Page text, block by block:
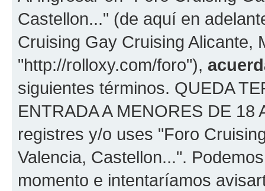
Castellon..." (de aquí en
Cruising Gay Cruising Alicante,
"http://rolloxy.com/foro"),
siguientes términos. QUEDA
ENTRADA A MENORES DE
registres y/o uses "Foro
Valencia, Castellon...".
momento e intentaríamos